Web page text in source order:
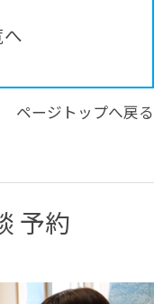
ページトップへ戻る
予約